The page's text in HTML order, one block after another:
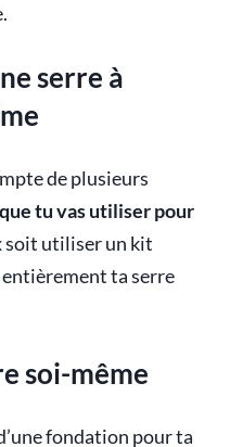
serre à
de plusieurs
tu vas utiliser pour
soit utiliser un kit
ta serre
soi-même
fondation pour ta